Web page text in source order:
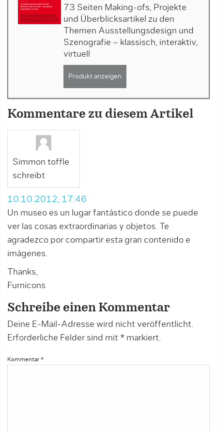
73 Seiten Making-ofs, Projekte
und Überblicksartikel zu den
Themen Ausstellungsdesign und
Szenografie – klassisch, interaktiv,
virtuell
Produkt anzeigen
Kommentare zu diesem Artikel
Simmon toffle
schreibt
10.10.2012, 17:46
Un museo es un lugar fantástico donde se puede
ver las cosas extraordinarias y objetos. Te
agradezco por compartir esta gran contenido e
imágenes.
Thanks,
Furnicons
Schreibe einen Kommentar
Deine E-Mail-Adresse wird nicht veröffentlicht.
Erforderliche Felder sind mit * markiert.
Kommentar *